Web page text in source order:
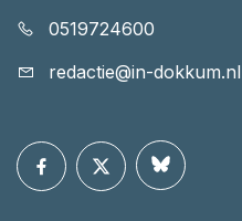
0519724600
redactie@in-dokkum.nl